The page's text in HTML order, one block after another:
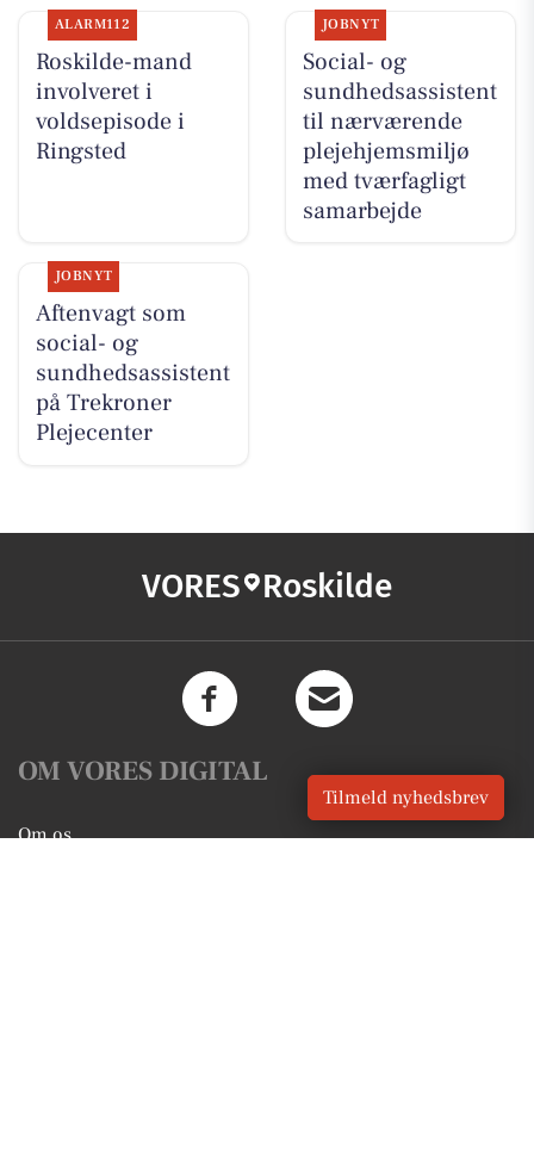
ALARM112
Roskilde-mand
involveret i
voldsepisode i
Ringsted
JOBNYT
Social- og
sundhedsassistent
til nærværende
plejehjemsmiljø
med tværfagligt
samarbejde
JOBNYT
Aftenvagt som
social- og
sundhedsassistent
på Trekroner
Plejecenter
VORES Roskilde
OM VORES DIGITAL
Om os
Tilmeld nyhedsbrev